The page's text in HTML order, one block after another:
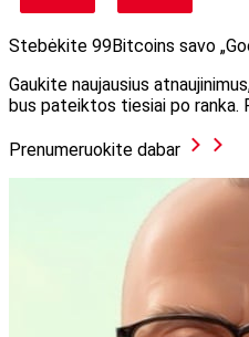
Stebėkite 99Bitcoins savo
Gaukite naujausius
bus pateiktos tiesiai po ranka.
Prenumeruokite dabar